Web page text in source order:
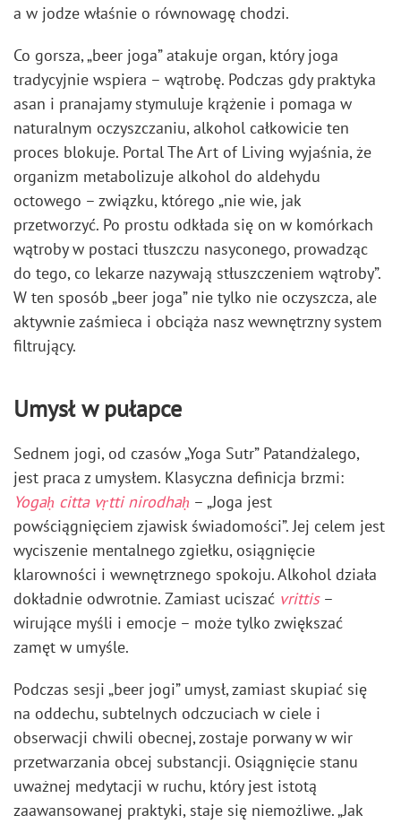
a w jodze właśnie o równowagę chodzi.
Co gorsza, „beer joga” atakuje organ, który joga
tradycyjnie wspiera – wątrobę. Podczas gdy praktyka
asan i pranajamy stymuluje krążenie i pomaga w
naturalnym oczyszczaniu, alkohol całkowicie ten
proces blokuje. Portal The Art of Living wyjaśnia, że
organizm metabolizuje alkohol do aldehydu
octowego – związku, którego „nie wie, jak
przetworzyć. Po prostu odkłada się on w komórkach
wątroby w postaci tłuszczu nasyconego, prowadząc
do tego, co lekarze nazywają stłuszczeniem wątroby”.
W ten sposób „beer joga” nie tylko nie oczyszcza, ale
aktywnie zaśmieca i obciąża nasz wewnętrzny system
filtrujący.
Umysł w pułapce
Sednem jogi, od czasów „Yoga Sutr” Patandżalego,
jest praca z umysłem. Klasyczna definicja brzmi:
Yogaḥ citta vṛtti nirodhaḥ – „Joga jest
powściągnięciem zjawisk świadomości”. Jej celem jest
wyciszenie mentalnego zgiełku, osiągnięcie
klarowności i wewnętrznego spokoju. Alkohol działa
dokładnie odwrotnie. Zamiast uciszać vrittis–
wirujące myśli i emocje – może tylko zwiększać
zamęt w umyśle.
Podczas sesji „beer jogi” umysł, zamiast skupiać się
na oddechu, subtelnych odczuciach w ciele i
obserwacji chwili obecnej, zostaje porwany w wir
przetwarzania obcej substancji. Osiągnięcie stanu
uważnej medytacji w ruchu, który jest istotą
zaawansowanej praktyki, staje się niemożliwe. „Jak